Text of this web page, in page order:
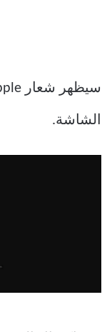
الشاشة.